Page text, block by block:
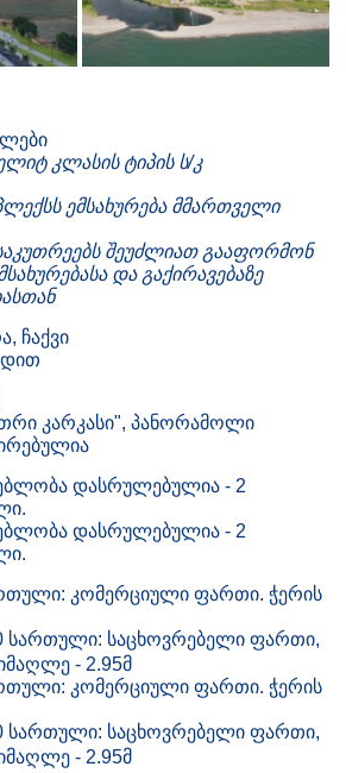
კლასის ტიპის ს/კ
ემსახურება მმართველი
შეუძლიათ გააფორმონ
და გაქირავებაზე
ჩაქვი
კარკასი", პანორამოლი
დასრულებულია - 2
დასრულებულია - 2
კომერციული ფართი. ჭერის
სართული: საცხოვრებელი ფართი,
- 2.95მ
კომერციული ფართი. ჭერის
სართული: საცხოვრებელი ფართი,
- 2.95მ